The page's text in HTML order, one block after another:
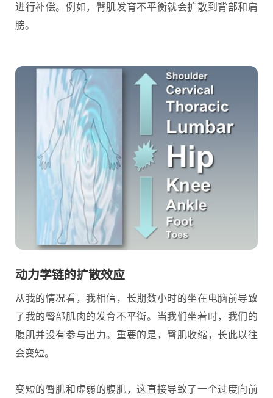
进行补偿。例如，臀肌发育不平衡就会扩散到背部和肩
膀。
动力学链的扩散效应
从我的情况看，我相信，长期数小时的坐在电脑前导致
了我的臀部肌肉的发育不平衡。当我们坐着时，我们的
腹肌并没有参与出力。重要的是，臀肌收缩，长此以往
会变短。
变短的臀肌和虚弱的腹肌，这直接导致了一个过度向前